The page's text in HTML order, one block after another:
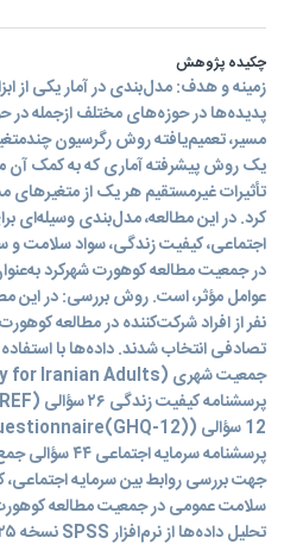
چکیده پژوهش
زمینه و هدف: مدل‌بندی در آمار یکی از
پدیده‌ها در حوزه‌های مختلف ازجمله در
مسیر، تعمیم‌یافته روش رگرسیون
یک روش پیشرفته آماری که به کمک آن
تأثیرات غیرمستقیم هر یک از متغیرهای
کرد. در این مطالعه، مدل‌بندی وسیله‌ای
اجتماعی، کیفیت زندگی، سواد سلامت
در جمعیت مطالعه کوهورت شهرکرد
تصادفی انتخاب شدند. داده‌ها با
پرسشنامه
جهت بررسی روابط بین سرمایه
سلامت عمومی در جمعیت مطالعه